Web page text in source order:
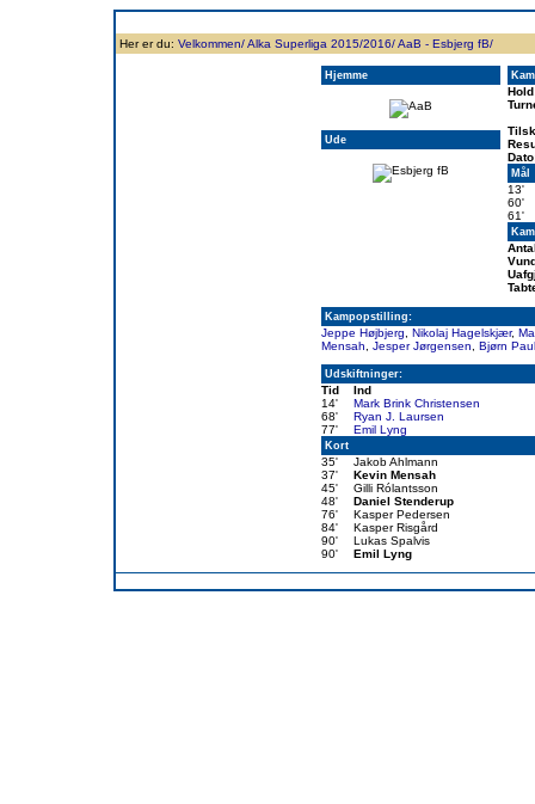
Her er du: Velkommen/Alka Superliga 2015/2016/AaB - Esbjerg fB/
Hjemme
Ude
Mål
13'
60'
61'
Kampopstilling:
Jeppe Højbjerg Nikolaj Hagelskjær,
Mensah
Jesper Jørgensen Bjørn
Udskiftninger:
Tid
Ind
14'
Mark Brink Christensen
68'
Ryan J. Laursen
77'
Emil Lyng
Kort
35'
Jakob Ahlmann
37'
Kevin Mensah
45'
Gilli Rólantsson
48'
Daniel Stenderup
76'
Kasper Pedersen
84'
Kasper Risgård
90'
Lukas Spalvis
90'
Emil Lyng